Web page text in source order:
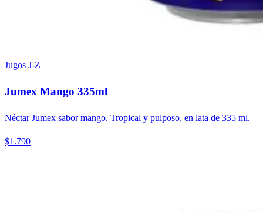
Jugos J-Z
Jumex Mango 335ml
Néctar Jumex sabor mango. Tropical y pulposo, en lata de 335 ml.
$1.790